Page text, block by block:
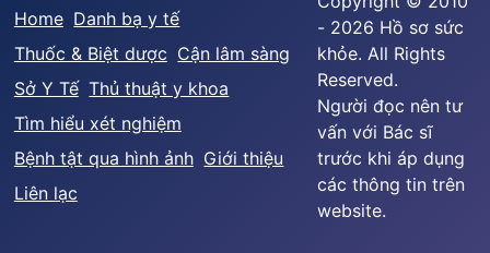
Home Danh bạ y tế
Thuốc & Biệt dược Cận lâm sàng
Sở Y Tế Thủ thuật y khoa
Tìm hiểu xét nghiệm
Bệnh tật qua hình ảnh Giới thiệu
Liên lạc
- 2026 Hồ sơ sức
khỏe. All Rights
Reserved.
Người đọc nên tư
vấn với Bác sĩ
trước khi áp dụng
các thông tin trên
website.